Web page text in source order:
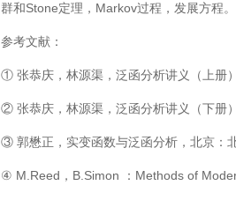
群和Stone定理， Markov过程，发展方程。
参考文献：
① 张恭庆，林源渠，泛函分析讲义（上册
② 张恭庆，林源渠，泛函分析讲义（下册
③ 郭懋正，实变函数与泛函分析，北京：
④ M.Reed，B.Simon ：Methods of